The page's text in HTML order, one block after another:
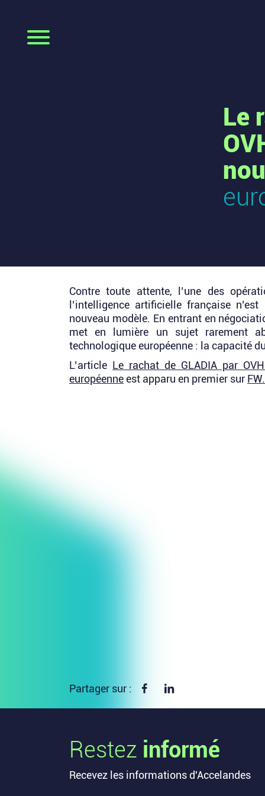
Le
Contre toute attente, l’une des
l’intelligence artificielle française
nouveau modèle. En entrant en
met en lumière un sujet rarement
technologique européenne : la capacité
L’article Le rachat de GLADIA par
européenneest apparu en premier sur
Partager sur : Partager sur Facebook
Restez informé
Recevez les informations d'Accelandes